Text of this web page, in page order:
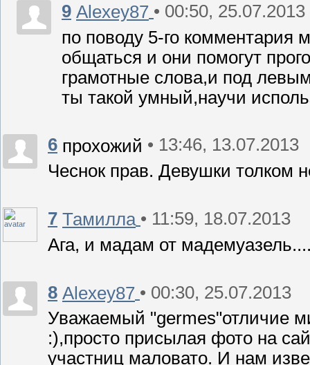
9 Alexey87 • 00:50, 25.07.2013
по поводу 5-го комментария
общаться и они помогут
грамотные слова,и под
ты такой умный,научи
6 прохожий • 13:46, 13.07.2013
Чеснок прав. Девушки толком
7 Тамилла • 11:59, 18.07.2013
Ага, и мадам от
8 Alexey87 • 00:30, 25.07.2013
Уважаемый "germes"отличие
:),просто присылая фото на
участниц маловато. И нам